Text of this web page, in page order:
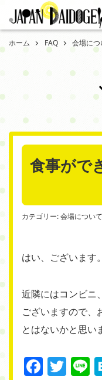
ホーム FAQ 会場につ
食事がで
カテゴリー:会場について
はい、ございます。
近隣にはコンビニ
ございますので、
とはないかと思い